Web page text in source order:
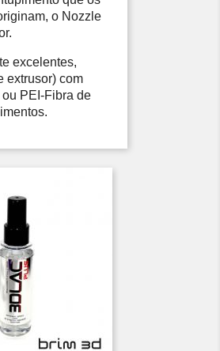
o Nozzle
excelentes,
extrusor) com
PEI-Fibra de